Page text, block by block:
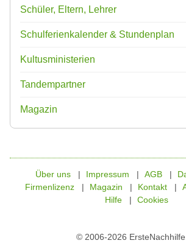
Schüler, Eltern, Lehrer
Schulferienkalender & Stundenplan
Kultusministerien
Tandempartner
Magazin
© 2006-2026
Über uns Impressum AGB
Firmenlizenz
Magazin Kontakt
Hilfe
Cookies